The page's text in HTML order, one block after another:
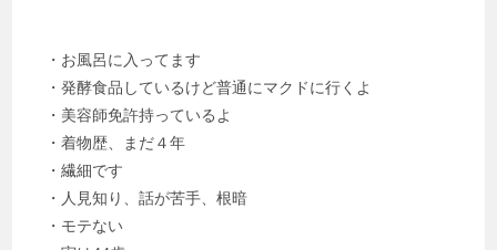
・お風呂に入ってます
・発酵食品しているけど普通にマクドに行くよ
・美容師免許持っているよ
・着物歴、まだ４年
・繊細です
・人見知り、話が苦手、根暗
・モテない